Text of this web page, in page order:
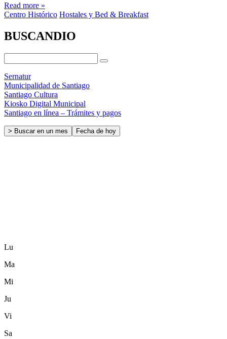
Read more »
Centro Histórico Hostales y Bed & Breakfast
BUSCANDIO
Sernatur
Municipalidad de Santiago
Santiago Cultura
Kiosko Digital Municipal
Santiago en línea – Trámites y pagos
> Buscar en un mes Fecha de hoy
Lu
Ma
Mi
Ju
Vi
Sa